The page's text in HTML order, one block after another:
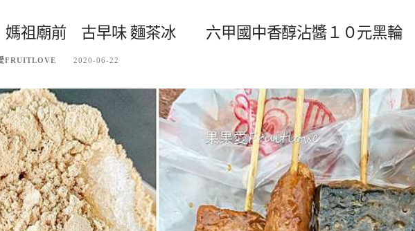
媽祖廟前 古早味 麵茶冰 六甲國中香醇沾醬１０元黑輪
FRUITLOVE 2020-06-22